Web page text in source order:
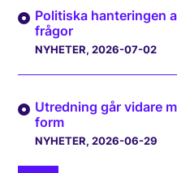
Politiska hanteringen
frågor
NYHETER, 2026-07-02
Utredning går vidare
form
NYHETER, 2026-06-29